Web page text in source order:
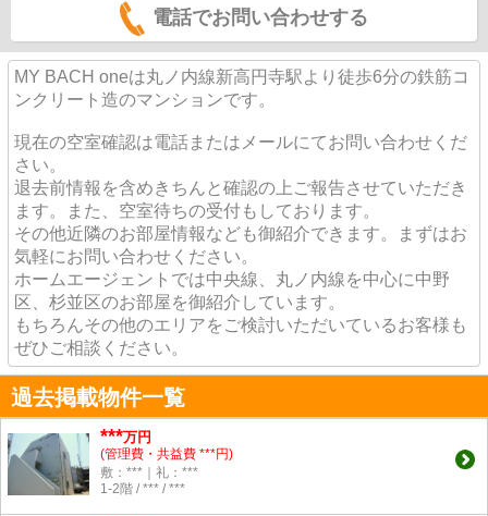
電話でお問い合わせする
MY BACH oneは丸ノ内線新高円寺駅より徒歩6分の鉄筋コ
ンクリート造のマンションです。
現在の空室確認は電話またはメールにてお問い合わせくだ
さい。
退去前情報を含めきちんと確認の上ご報告させていただき
ます。また、空室待ちの受付もしております。
その他近隣のお部屋情報なども御紹介できます。まずはお
気軽にお問い合わせください。
ホームエージェントでは中央線、丸ノ内線を中心に中野
区、杉並区のお部屋を御紹介しています。
もちろんその他のエリアをご検討いただいているお客様も
ぜひご相談ください。
過去掲載物件一覧
***万円
(管理費・共益費 ***円)
敷：***｜礼：***
1-2階 / *** / ***